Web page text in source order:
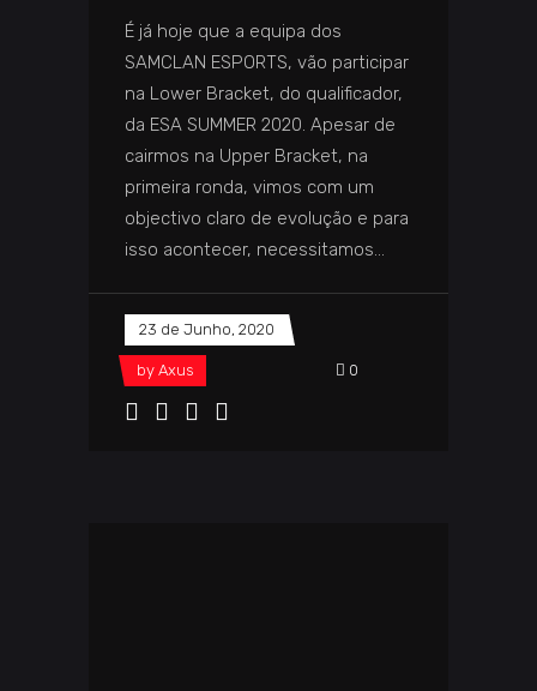
É já hoje que a equipa dos
SAMCLAN ESPORTS, vão participar
na Lower Bracket, do qualificador,
da ESA SUMMER 2020. Apesar de
cairmos na Upper Bracket, na
primeira ronda, vimos com um
objectivo claro de evolução e para
isso acontecer, necessitamos
23 de Junho, 2020
by Axus 0